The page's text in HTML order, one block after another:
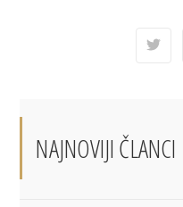
Opens
NAJNOVIJI ČLANCI